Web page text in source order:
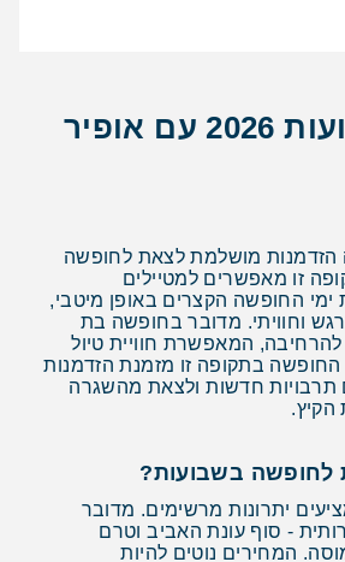
דילים לשבועות 2026 עם אופיר
הזדמנות מושלמת לצאת לחופשה
זו מאפשרים למטיילים
ימי החופשה הקצרים באופן מיטבי,
וחוויתי. מדובר בחופשה בת
המאפשרת חוויית טיול
בתקופה זו מזמנת הזדמנות
חדשות ולצאת מהשגרה
הקיץ.
לחופשה בשבועות?
יתרונות מרשימים. מדובר
- סוף עונת האביב וטרם
המחירים נוטים להיות